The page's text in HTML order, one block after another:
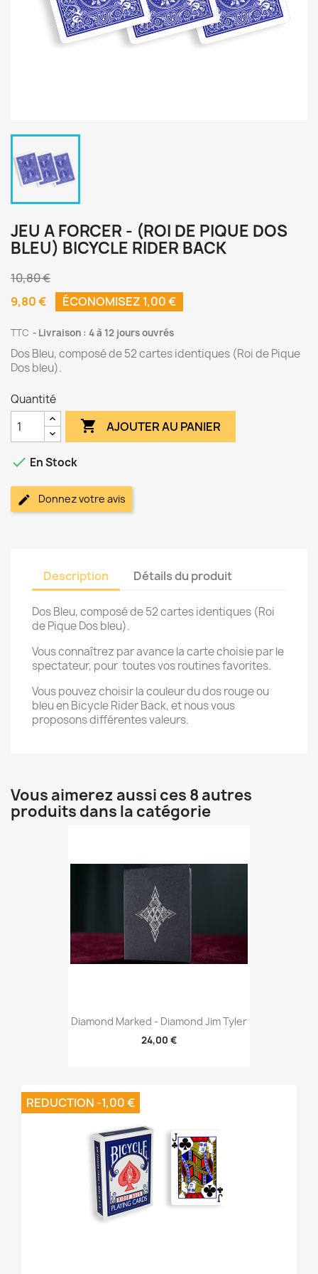
JEU A FORCER - (ROI DE PIQUE DOS
BLEU) BICYCLE RIDER BACK
10,80 €
9,80 €
ÉCONOMISEZ 1,00 €
TTC Livraison : 4 à 12 jours ouvrés
Dos Bleu, composé de 52 cartes identiques (Roi de Pique
Dos bleu).
Quantité
 AJOUTER AU PANIER
 En Stock
Donnez votre avis
Description Détails du produit
Dos Bleu, composé de 52 cartes identiques (Roi
de Pique Dos bleu).
Vous connaîtrez par avance la carte choisie par le
spectateur, pour toutes vos routines favorites.
Vous pouvez choisir la couleur du dos rouge ou
bleu en Bicycle Rider Back, et nous vous
proposons différentes valeurs.
Vous aimerez aussi ces 8 autres
produits dans la catégorie
Diamond Marked - Diamond Jim Tyler
24,00 €
REDUCTION -1,00 €